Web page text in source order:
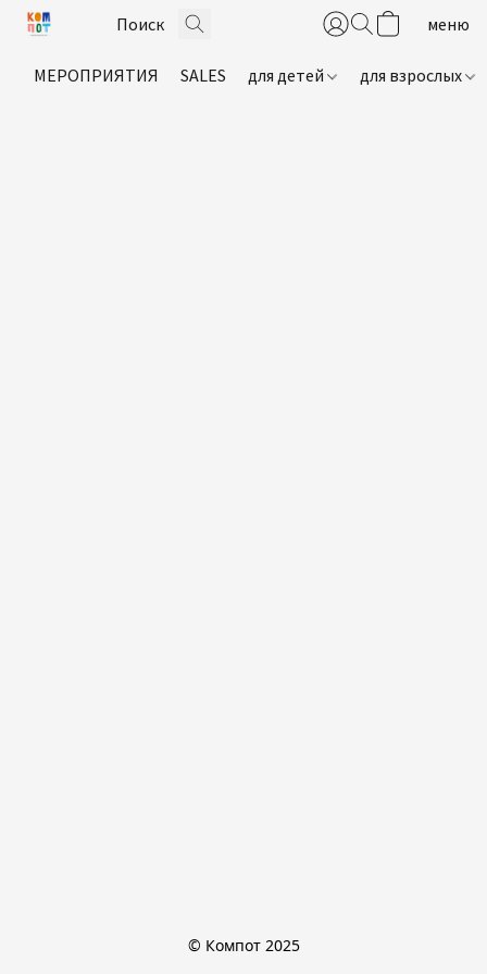
МЕРОПРИЯТИЯ SALES для детей для взрослых
© Компот 2025